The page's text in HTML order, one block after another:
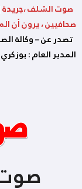
صوت الشلف ،جريدة
صحافيين ، يرون أن
المدير العام :